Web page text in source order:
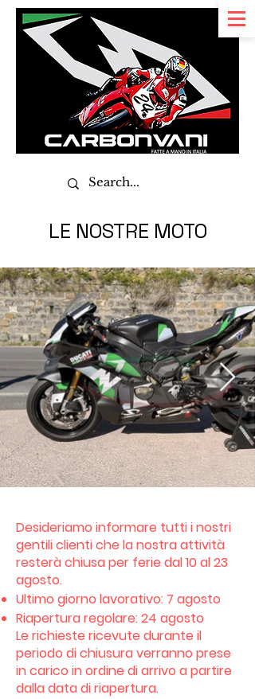
LE NOSTRE MOTO
Desideriamo informare tutti i nostri
gentili clienti che la nostra attività
resterà chiusa per ferie dal 10 al 23
agosto.
Ultimo giorno lavorativo: 7 agosto
Riapertura regolare: 24 agosto
Le richieste ricevute durante il
periodo di chiusura verranno prese
in carico in ordine di arrivo a partire
dalla data di riapertura.